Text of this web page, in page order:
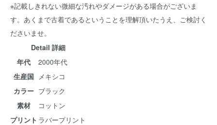
※記載しきれない微細な汚れやダメージがある場合がございま
す。あくまで古着であるということを理解頂いたうえ、ご検討く
ださいませ。
Detail 詳細
年代
2000年代
生産国
メキシコ
カラー ブラック
素材
コットン
プリント ラバープリント